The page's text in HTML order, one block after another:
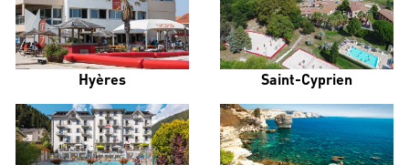
Hyères Saint-Cyprien